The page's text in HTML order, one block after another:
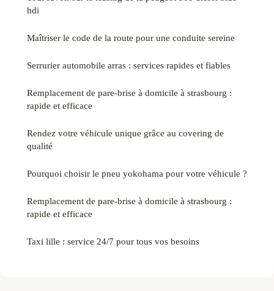
hdi
Maîtriser le code de la route pour une conduite sereine
Serrurier automobile arras : services rapides et fiables
Remplacement de pare-brise à domicile à strasbourg :
rapide et efficace
Rendez votre véhicule unique grâce au covering de
qualité
Pourquoi choisir le pneu yokohama pour votre véhicule ?
Remplacement de pare-brise à domicile à strasbourg :
rapide et efficace
Taxi lille : service 24/7 pour tous vos besoins